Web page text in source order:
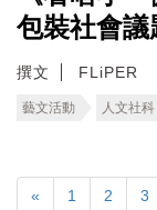
包裝社會
撰文 FLiPER
藝文活動 人文社科
« 1 2 3